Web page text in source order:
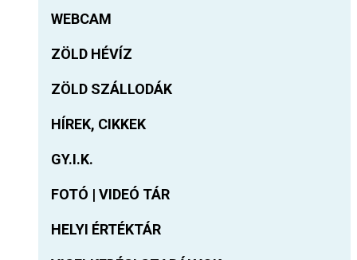
WEBCAM
ZÖLD HÉVÍZ
ZÖLD SZÁLLODÁK
HÍREK, CIKKEK
GY.I.K.
FOTÓ | VIDEÓ TÁR
HELYI ÉRTÉKTÁR